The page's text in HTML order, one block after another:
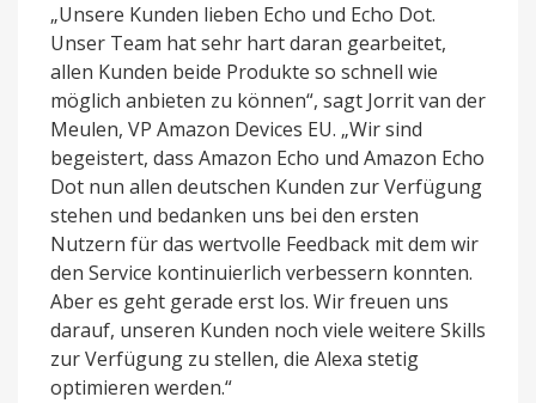
„Unsere Kunden lieben Echo und Echo Dot.
Unser Team hat sehr hart daran gearbeitet,
allen Kunden beide Produkte so schnell wie
möglich anbieten zu können“, sagt Jorrit van der
Meulen, VP Amazon Devices EU. „Wir sind
begeistert, dass Amazon Echo und Amazon Echo
Dot nun allen deutschen Kunden zur Verfügung
stehen und bedanken uns bei den ersten
Nutzern für das wertvolle Feedback mit dem wir
den Service kontinuierlich verbessern konnten.
Aber es geht gerade erst los. Wir freuen uns
darauf, unseren Kunden noch viele weitere Skills
zur Verfügung zu stellen, die Alexa stetig
optimieren werden.“